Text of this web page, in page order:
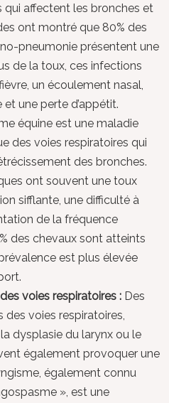
qui affectent les bronches et
ont montré que 80% des
pneumonie présentent une
de la toux, ces infections
un écoulement nasal,
une perte d’appétit.
équine est une maladie
des voies respiratoires qui
des bronches.
ont souvent une toux
sifflante, une difficulté à
de la fréquence
des chevaux sont atteints
est plus élevée
voies respiratoires : Des
voies respiratoires,
dysplasie du larynx ou le
également provoquer une
également connu
», est une